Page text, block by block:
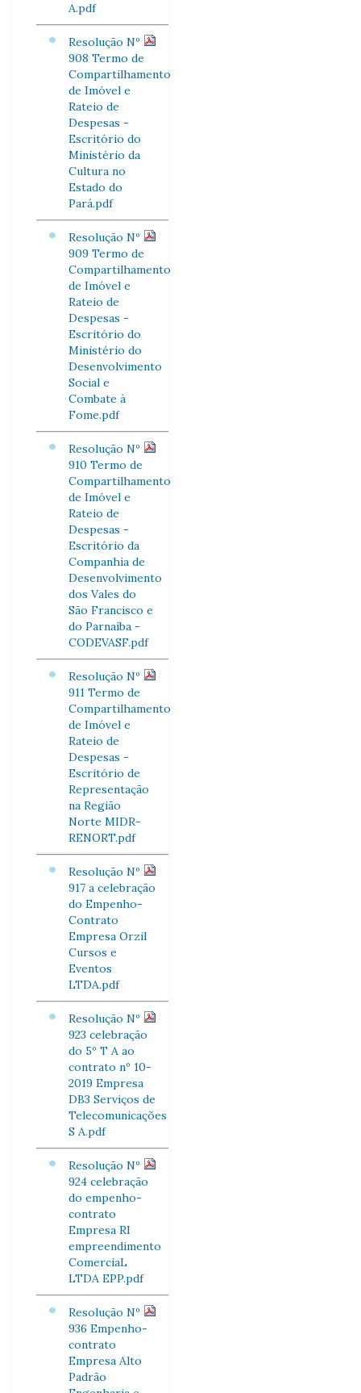
A.pdf
Resolução Nº
908 Termo de
Compartilhamento
de Imóvel e
Rateio de
Despesas -
Escritório do
Ministério da
Cultura no
Estado do
Pará.pdf
Resolução Nº
909 Termo de
Compartilhamento
de Imóvel e
Rateio de
Despesas -
Escritório do
Ministério do
Desenvolvimento
Social e
Combate à
Fome.pdf
Resolução Nº
910 Termo de
Compartilhamento
de Imóvel e
Rateio de
Despesas -
Escritório da
Companhia de
Desenvolvimento
dos Vales do
São Francisco e
do Parnaíba -
CODEVASF.pdf
Resolução Nº
911 Termo de
Compartilhamento
de Imóvel e
Rateio de
Despesas -
Escritório de
Representação
na Região
Norte MIDR-
RENORT.pdf
Resolução Nº
917 a celebração
do Empenho-
Contrato
Empresa Orzil
Cursos e
Eventos
LTDA.pdf
Resolução Nº
923 celebração
do 5º T A ao
contrato nº 10-
2019 Empresa
DB3 Serviços de
Telecomunicações
S A.pdf
Resolução Nº
924 celebração
do empenho-
contrato
Empresa RI
empreendimento
ComerciaL
LTDA EPP.pdf
Resolução Nº
936 Empenho-
contrato
Empresa Alto
Padrão